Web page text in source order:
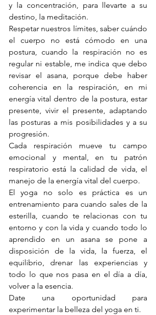
y la concentración, para llevarte a su
destino, la meditación.
Respetar nuestros límites, saber cuándo
el cuerpo no está cómodo en una
postura, cuando la respiración no es
regular ni estable, me indica que debo
revisar el asana, porque debe haber
coherencia en la respiración, en mi
energía vital dentro de la postura, estar
presente, vivir el presente, adaptando
las posturas a mis posibilidades y a su
progresión.
Cada respiración mueve tu campo
emocional y mental, en tu patrón
respiratorio está la calidad de vida, el
manejo de la energía vital del cuerpo.
El yoga no solo es práctica es un
entrenamiento para cuando sales de la
esterilla, cuando te relacionas con tu
entorno y con la vida y cuando todo lo
aprendido en un asana se pone a
disposición de la vida, la fuerza, el
equilibrio, drenar las experiencias y
todo lo que nos pasa en el día a día,
volver a la esencia.
Date una oportunidad para
experimentar la belleza del yoga en ti.